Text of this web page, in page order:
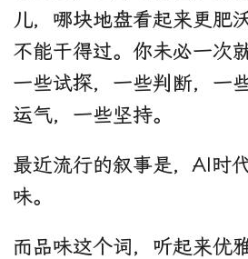
儿，哪块地盘看起来更肥
不能干得过。你未必一次
一些试探，一些判断，一
运气，一些坚持。
最近流行的叙事是，AI时
味。
而品味这个词，听起来优